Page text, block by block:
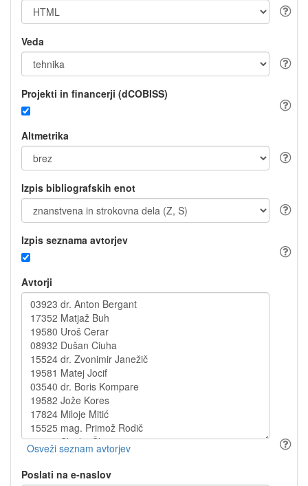
Veda
Projekti in financerji (dCOBISS)
Altmetrika
Izpis bibliografskih enot
Izpis seznama avtorjev
Avtorji
Poslati na e-naslov